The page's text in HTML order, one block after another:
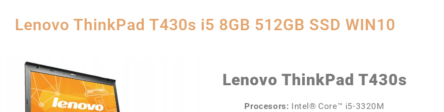
Lenovo ThinkPad T430s i5 8GB 512GB SSD WIN10
Lenovo ThinkPad T430s
Procesors: Intel® Core™ i5-3320M